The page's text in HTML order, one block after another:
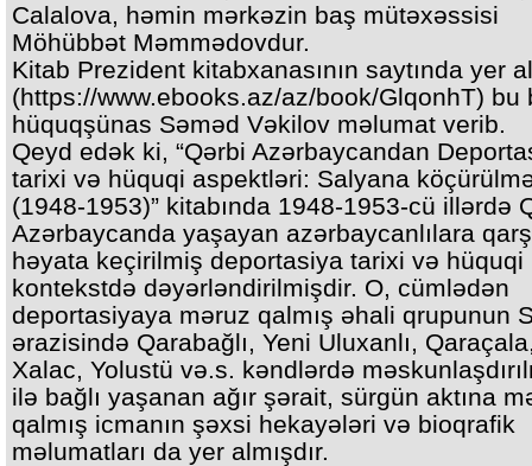
Calalova, həmin mərkəzin baş mütəxəssisi
Möhübbət Məmmədovdur.
Kitab Prezident kitabxanasının saytında yer
(https://www.ebooks.az/az/book/GlqonhT) bu
hüquqşünas Səməd Vəkilov məlumat verib.
Qeyd edək ki, “Qərbi Azərbaycandan
tarixi və hüquqi aspektləri: Salyana
(1948-1953)” kitabında 1948-1953-cü illərdə
Azərbaycanda yaşayan azərbaycanlılara
həyata keçirilmiş deportasiya tarixi və hüquqi
kontekstdə dəyərləndirilmişdir. O, cümlədən
deportasiyaya məruz qalmış əhali qrupunun
ərazisində Qarabağlı, Yeni Uluxanlı,
Xalac, Yolustü və.s. kəndlərdə
ilə bağlı yaşanan ağır şərait, sürgün aktına
qalmış icmanın şəxsi hekayələri və bioqrafik
məlumatları da yer almışdır.